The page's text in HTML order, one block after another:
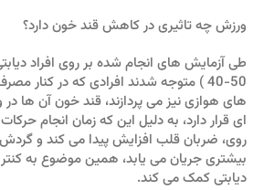
ورزش چه تاثیری در کاهش قند خون دارد؟
طی آزمایش های انجام شده بر روی افراد
50-40 ) متوجه شدند افرادی که در کنار
های هوازی نیز می پردازند، قند خون آن ها
ای قرار دارد، به دلیل این که زمان انجام
روی، ضربان قلب افزایش پیدا می کند و
بیشتری جریان می یابد، همین موضوع به
دیابتی کمک می کند.